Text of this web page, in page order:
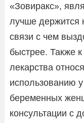
«Зовиракс»,
лучше держится
связи с чем
быстрее. Также
лекарства
использованию
беременных
консультации с